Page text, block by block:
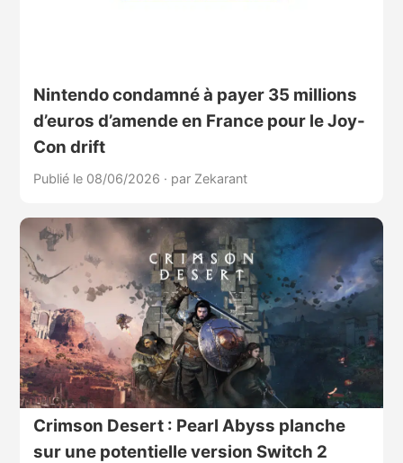
Nintendo condamné à payer 35 millions
d’euros d’amende en France pour le Joy-
Con drift
Publié le 08/06/2026 · par Zekarant
Crimson Desert : Pearl Abyss planche
sur une potentielle version Switch 2